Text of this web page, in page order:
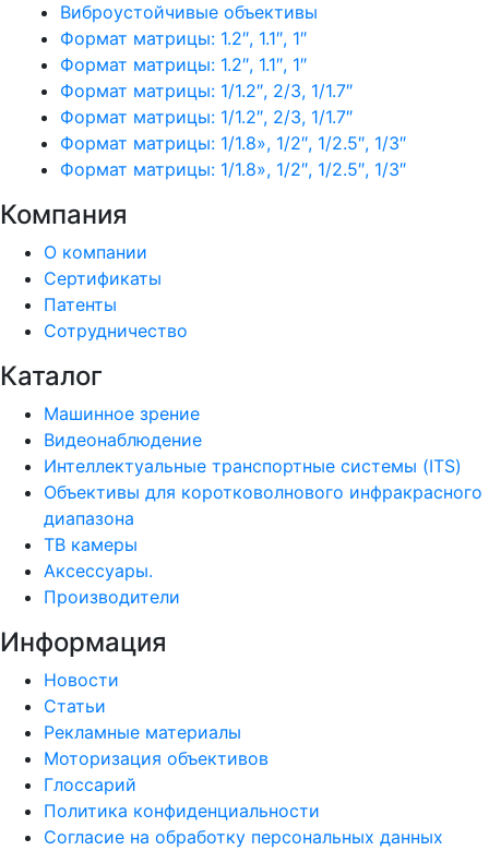
Виброустойчивые объективы
Формат матрицы: 1.2″, 1.1″, 1″
Формат матрицы: 1.2″, 1.1″, 1″
Формат матрицы: 1/1.2″, 2/3, 1/1.7″
Формат матрицы: 1/1.2″, 2/3, 1/1.7″
Формат матрицы: 1/1.8», 1/2″, 1/2.5″, 1/3″
Формат матрицы: 1/1.8», 1/2″, 1/2.5″, 1/3″
Компания
О компании
Сертификаты
Патенты
Сотрудничество
Каталог
Машинное зрение
Видеонаблюдение
Интеллектуальные транспортные системы (ITS)
Объективы для коротковолнового инфракрасного
диапазона
ТВ камеры
Аксессуары.
Производители
Информация
Новости
Статьи
Рекламные материалы
Моторизация объективов
Глоссарий
Политика конфиденциальности
Согласие на обработку персональных данных